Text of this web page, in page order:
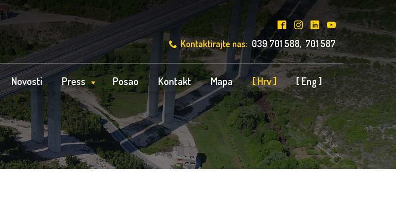
Kontaktirajte nas: 039 701 588, 701 587
Novosti Press Posao Kontakt Mapa [ Hrv ] [ Eng ]